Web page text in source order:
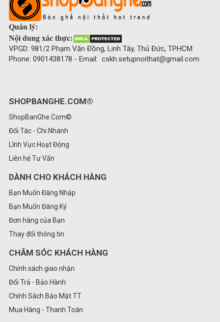
Quản lý:
Nội dung xác thực:
VPGD: 981/2 Phạm Văn Đồng, Linh Tây, Thủ Đức, TPHCM
Phone: 0901438178 - Email: cskh.setupnoithat@gmail.com
SHOPBANGHE.COM®
ShopBanGhe.Com©
Đối Tác - Chi Nhánh
Lĩnh Vực Hoạt Động
Liên hệ Tư Vấn
DÀNH CHO KHÁCH HÀNG
Bạn Muốn Đăng Nhập
Bạn Muốn Đăng Ký
Đơn hàng của Bạn
Thay đổi thông tin
CHĂM SÓC KHÁCH HÀNG
Chính sách giao nhận
Đổi Trả - Bảo Hành
Chính Sách Bảo Mật TT
Mua Hàng - Thanh Toán